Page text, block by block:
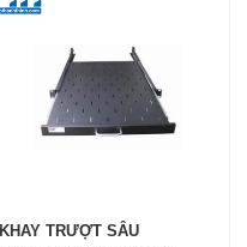
KHAY TRƯỢT SÂU